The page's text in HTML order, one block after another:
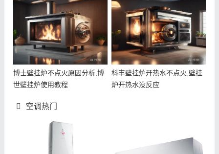
博士壁挂炉不点火原因分析,博
世壁挂炉使用教程
科丰壁挂炉开热水不点火,壁挂
炉开热水没反应
空调热门